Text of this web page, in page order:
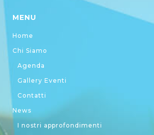
MENU
Home
Chi Siamo
Agenda
Gallery Eventi
Contatti
News
I nostri approfondimenti